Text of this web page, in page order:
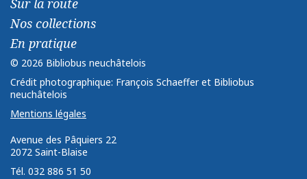
Sur la route
Nos collections
En pratique
© 2026 Bibliobus neuchâtelois
Crédit photographique: François Schaeffer et Bibliobus
neuchâtelois
Mentions légales
Avenue des Pâquiers 22 ­ ­
2072 Saint-Blaise ­ ­ ­
Tél. 032 886 51 50